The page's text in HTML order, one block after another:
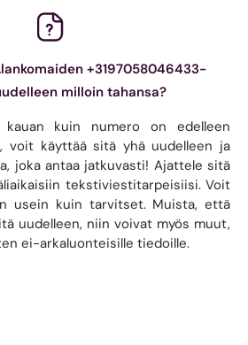
+3197058046433-
milloin tahansa?
kuin numero on edelleen
voit käyttää sitä yhä uudelleen ja
joka antaa jatkuvasti! Ajattele sitä
tekstiviestitarpeisiisi. Voit
usein kuin tarvitset. Muista, että
uudelleen, niin voivat myös muut,
ei-arkaluonteisille tiedoille.